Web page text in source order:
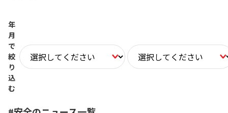
年
月
で
絞
り
込
む